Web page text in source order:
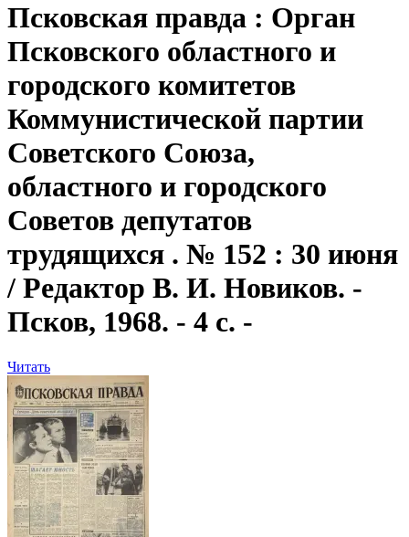
Псковская правда : Орган
Псковского областного и
городского комитетов
Коммунистической партии
Советского Союза,
областного и городского
Советов депутатов
трудящихся . № 152 : 30 июня
/ Редактор В. И. Новиков. -
Псков, 1968. - 4 с. -
Читать